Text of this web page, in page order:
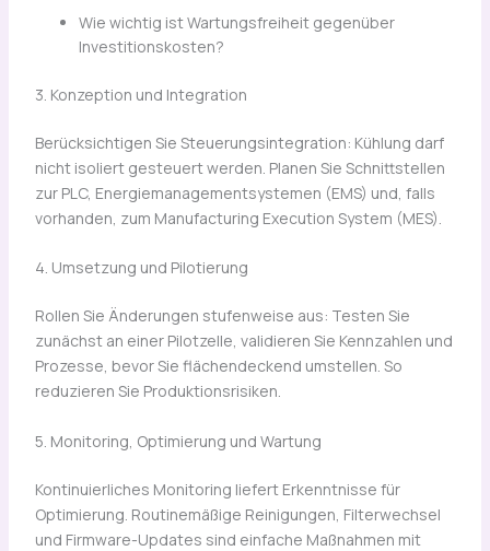
Wie wichtig ist Wartungsfreiheit gegenüber
Investitionskosten?
3. Konzeption und Integration
Berücksichtigen Sie Steuerungsintegration: Kühlung darf
nicht isoliert gesteuert werden. Planen Sie Schnittstellen
zur PLC, Energiemanagementsystemen (EMS) und, falls
vorhanden, zum Manufacturing Execution System (MES).
4. Umsetzung und Pilotierung
Rollen Sie Änderungen stufenweise aus: Testen Sie
zunächst an einer Pilotzelle, validieren Sie Kennzahlen und
Prozesse, bevor Sie flächendeckend umstellen. So
reduzieren Sie Produktionsrisiken.
5. Monitoring, Optimierung und Wartung
Kontinuierliches Monitoring liefert Erkenntnisse für
Optimierung. Routinemäßige Reinigungen, Filterwechsel
und Firmware-Updates sind einfache Maßnahmen mit